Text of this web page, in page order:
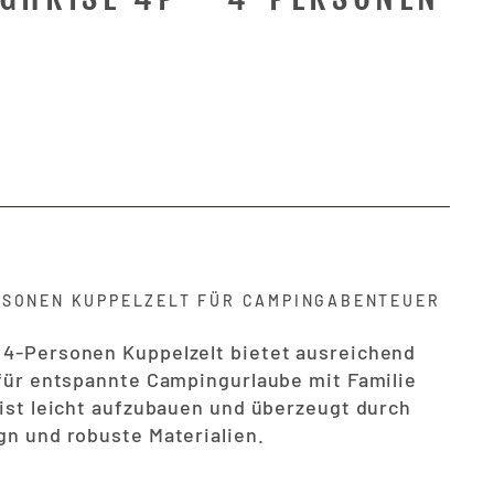
KUPPELZELT FÜR CAMPINGABENTEUER
Personen Kuppelzelt bietet ausreichend
entspannte Campingurlaube mit Familie
leicht aufzubauen und überzeugt durch
und robuste Materialien.